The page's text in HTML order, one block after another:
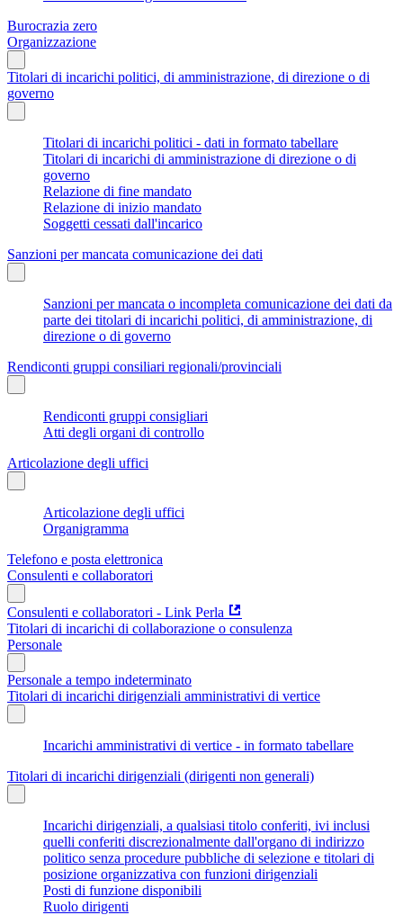
Burocrazia zero
Organizzazione
Titolari di incarichi politici, di amministrazione, di direzione o di
governo
Titolari di incarichi politici - dati in formato tabellare
Titolari di incarichi di amministrazione di direzione o di
governo
Relazione di fine mandato
Relazione di inizio mandato
Soggetti cessati dall'incarico
Sanzioni per mancata comunicazione dei dati
Sanzioni per mancata o incompleta comunicazione dei dati da
parte dei titolari di incarichi politici, di amministrazione, di
direzione o di governo
Rendiconti gruppi consiliari regionali/provinciali
Rendiconti gruppi consigliari
Atti degli organi di controllo
Articolazione degli uffici
Articolazione degli uffici
Organigramma
Telefono e posta elettronica
Consulenti e collaboratori
Consulenti e collaboratori - Link Perla
Titolari di incarichi di collaborazione o consulenza
Personale
Personale a tempo indeterminato
Titolari di incarichi dirigenziali amministrativi di vertice
Incarichi amministrativi di vertice - in formato tabellare
Titolari di incarichi dirigenziali (dirigenti non generali)
Incarichi dirigenziali, a qualsiasi titolo conferiti, ivi inclusi
quelli conferiti discrezionalmente dall'organo di indirizzo
politico senza procedure pubbliche di selezione e titolari di
posizione organizzativa con funzioni dirigenziali
Posti di funzione disponibili
Ruolo dirigenti